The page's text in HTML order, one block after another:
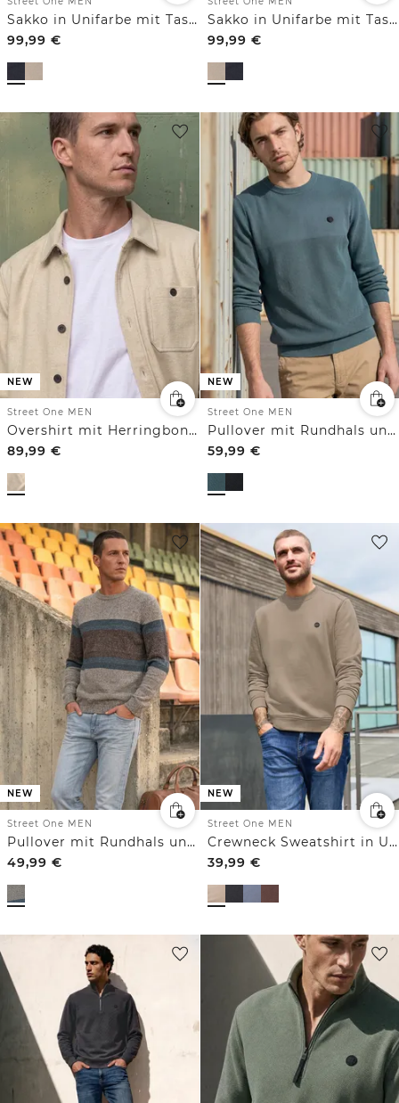
Sakko in Unifarbe mit Taschen
99,99 €
Sakko in Unifarbe mit Taschen
99,99 €
NEW
Street One MEN
Overshirt mit Herringbone Struktur
89,99 €
NEW
Street One MEN
Pullover mit Rundhals und Strukturmix
59,99 €
NEW
Street One MEN
Pullover mit Rundhals und Streifenmuster
49,99 €
NEW
Street One MEN
Crewneck Sweatshirt in Unifarbe
39,99 €